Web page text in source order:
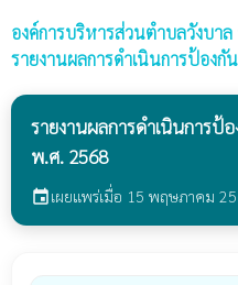
องค์การบริหารส่วนตำบลวังบาล
รายงานผลการดำเนินการป้องกั
รายงานผลการดำเนินการ
พ.ศ. 2568
eventเผยแพร่เมื่อ 15 พฤษภาคม